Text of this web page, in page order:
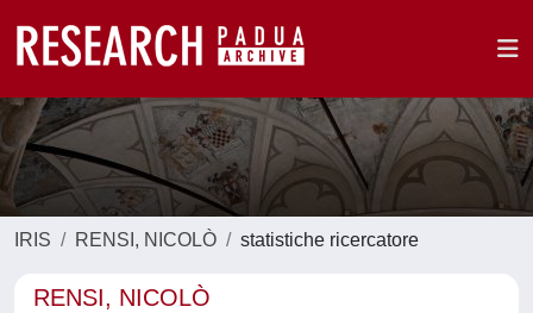
IRIS RENSI, NICOLÒ statistiche ricercatore
RENSI, NICOLÒ